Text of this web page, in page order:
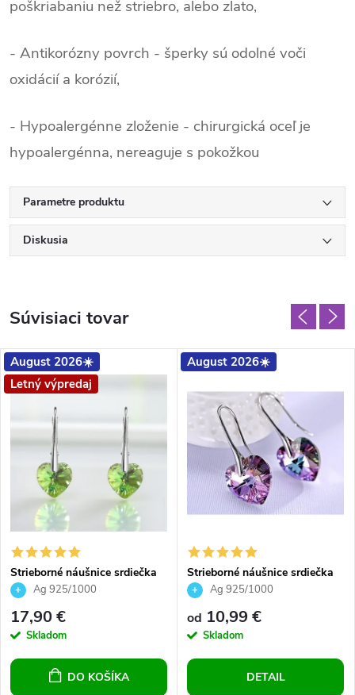
poškriabaniu než striebro, alebo zlato,
- Antikorózny povrch - šperky sú odolné voči
oxidácií a korózií,
- Hypoalergénne zloženie - chirurgická oceľ je
hypoalergénna, nereaguje s pokožkou
Parametre produktu
Diskusia
Súvisiaci tovar
August 2026☀️
Letný výpredaj
Strieborné náušnice srdiečka
10 mm Crystal Peridot
Ag 925/1000
17,90 €
Skladom
DO KOŠÍKA
August 2026☀️
Strieborné náušnice srdiečka
Crystal Vitrail Light
Ag 925/1000
od 10,99 €
Skladom
DETAIL